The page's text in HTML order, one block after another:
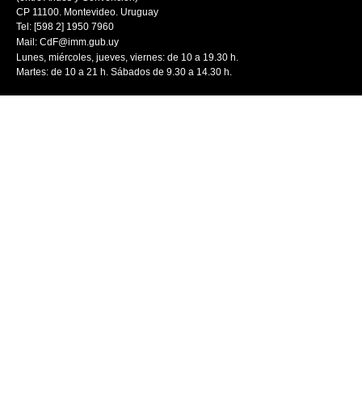
CP 11100. Montevideo. Uruguay
Tel: [598 2] 1950 7960
Mail: CdF@imm.gub.uy
Lunes, miércoles, jueves, viernes: de 10 a 19.30 h.
Martes: de 10 a 21 h. Sábados de 9.30 a 14.30 h.